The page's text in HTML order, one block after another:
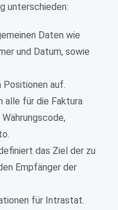
unterschieden:
Daten wie
und Datum, sowie
auf.
alle für die Faktura
das Ziel der zu
Empfänger der
für Intrastat.